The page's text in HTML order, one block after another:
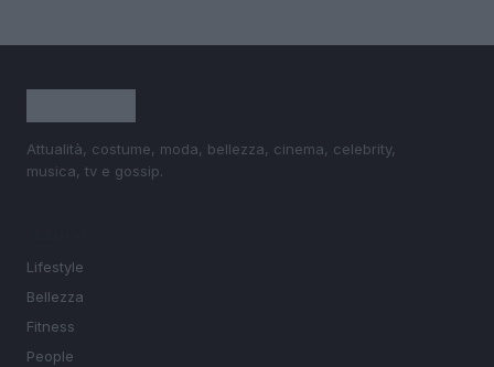
Attualità, costume, moda, bellezza, cinema, celebrity,
musica, tv e gossip.
Lifestyle
Bellezza
Fitness
People